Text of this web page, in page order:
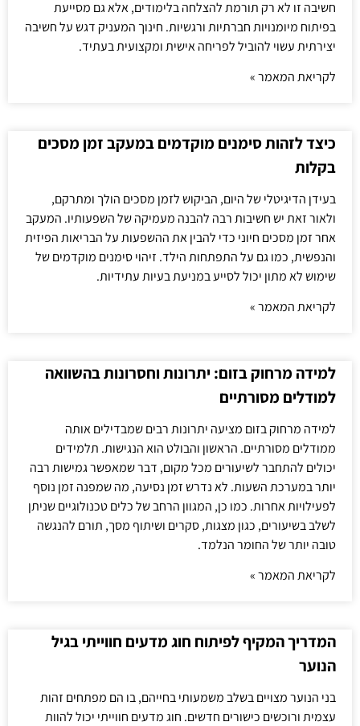
חשיבה זו לא רק תורמת להצלחה בלימודים, אלא גם מסייעת
בפיתוח מיומנויות חברתיות ורגשיות. חינוך המעניק דגש על חשיבה
יצירתית עשוי להוביל לפריחה אישית ומקצועית בעתיד.
לקריאת המאמר »
כיצד לזהות סימנים מוקדמים במעקב זמן מסכים
בקלות
בעידן הדיגיטלי של היום, הביקוש לזמן מסכים הולך ומתרקם,
ולאור זאת יש חשיבות רבה להבנה מעמיקה של השפעותיו. המעקב
אחר זמן מסכים חיוני כדי להבין את ההשפעות על הבריאות הפיזית
והנפשית, כמו גם על התפתחות הילד. זיהוי סימנים מוקדמים של
שימוש לא מתון יכול לסייע במניעת בעיות עתידיות.
לקריאת המאמר »
למידה מרחוק בזום: יתרונות וחסרונות בהשוואה
למודלים מסורתיים
למידה מרחוק בזום מציעה יתרונות רבים שמבדילים אותה
ממודלים מסורתיים. הראשון והבולט הוא הנגישות. תלמידים
יכולים להתחבר לשיעורים מכל מקום, דבר שמאפשר גמישות רבה
יותר במערכת השעות. לא נדרש זמן נסיעה, מה שמפנה זמן נוסף
לפעילויות אחרות. כמו כן, המגוון הרחב של כלים טכנולוגיים שניתן
לשלב בשיעורים, כגון מצגות, סקרים ושיתוף מסך, תורם להנגשה
טובה יותר של החומר הנלמד.
לקריאת המאמר »
המדריך המקיף לפיתוח חוג מדעים חווייתי בגיל
הנוער
בני הנוער מצויים בשלב משמעותי בחייהם, בו הם מפתחים זהות
עצמית ורוכשים כישורים חדשים. חוג מדעים חווייתי יכול להוות